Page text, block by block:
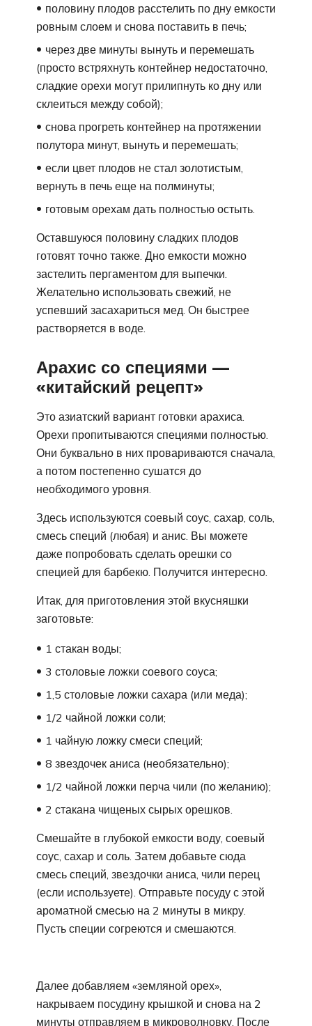
половину плодов расстелить по дну емкости
ровным слоем и снова поставить в печь;
через две минуты вынуть и перемешать
(просто встряхнуть контейнер недостаточно,
сладкие орехи могут прилипнуть ко дну или
склеиться между собой);
снова прогреть контейнер на протяжении
полутора минут, вынуть и перемешать;
если цвет плодов не стал золотистым,
вернуть в печь еще на полминуты;
готовым орехам дать полностью остыть.
Оставшуюся половину сладких плодов
готовят точно также. Дно емкости можно
застелить пергаментом для выпечки.
Желательно использовать свежий, не
успевший засахариться мед. Он быстрее
растворяется в воде.
Арахис со специями —
«китайский рецепт»
Это азиатский вариант готовки арахиса.
Орехи пропитываются специями полностью.
Они буквально в них провариваются сначала,
а потом постепенно сушатся до
необходимого уровня.
Здесь используются соевый соус, сахар, соль,
смесь специй (любая) и анис. Вы можете
даже попробовать сделать орешки со
специей для барбекю. Получится интересно.
Итак, для приготовления этой вкусняшки
заготовьте:
1 стакан воды;
3 столовые ложки соевого соуса;
1,5 столовые ложки сахара (или меда);
1/2 чайной ложки соли;
1 чайную ложку смеси специй;
8 звездочек аниса (необязательно);
1/2 чайной ложки перча чили (по желанию);
2 стакана чищеных сырых орешков.
Смешайте в глубокой емкости воду, соевый
соус, сахар и соль. Затем добавьте сюда
смесь специй, звездочки аниса, чили перец
(если используете). Отправьте посуду с этой
ароматной смесью на 2 минуты в микру.
Пусть специи согреются и смешаются.
Далее добавляем «земляной орех»,
накрываем посудину крышкой и снова на 2
минуты отправляем в микроволновку. После